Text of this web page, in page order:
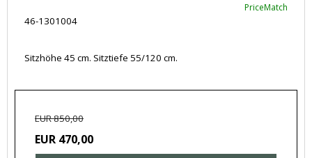
PriceMatch
46-1301004
Sitzhöhe 45 cm. Sitztiefe 55/120 cm.
EUR 850,00
EUR 470,00